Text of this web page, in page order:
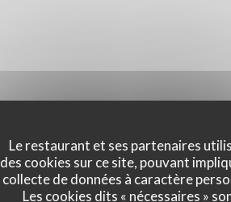
Le restaurant et ses partenaires
des cookies sur ce site, pouvant
collecte de données à caractère
Les cookies dits « nécessaires »